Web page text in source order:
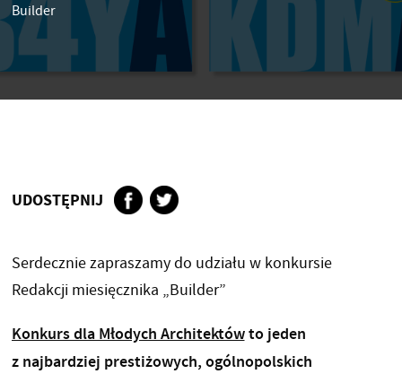
Builder
UDOSTĘPNIJ
Serdecznie zapraszamy do udziału w konkursie
Redakcji miesięcznika „Builder”
Konkurs dla Młodych Architektówto jeden
z najbardziej prestiżowych, ogólnopolskich